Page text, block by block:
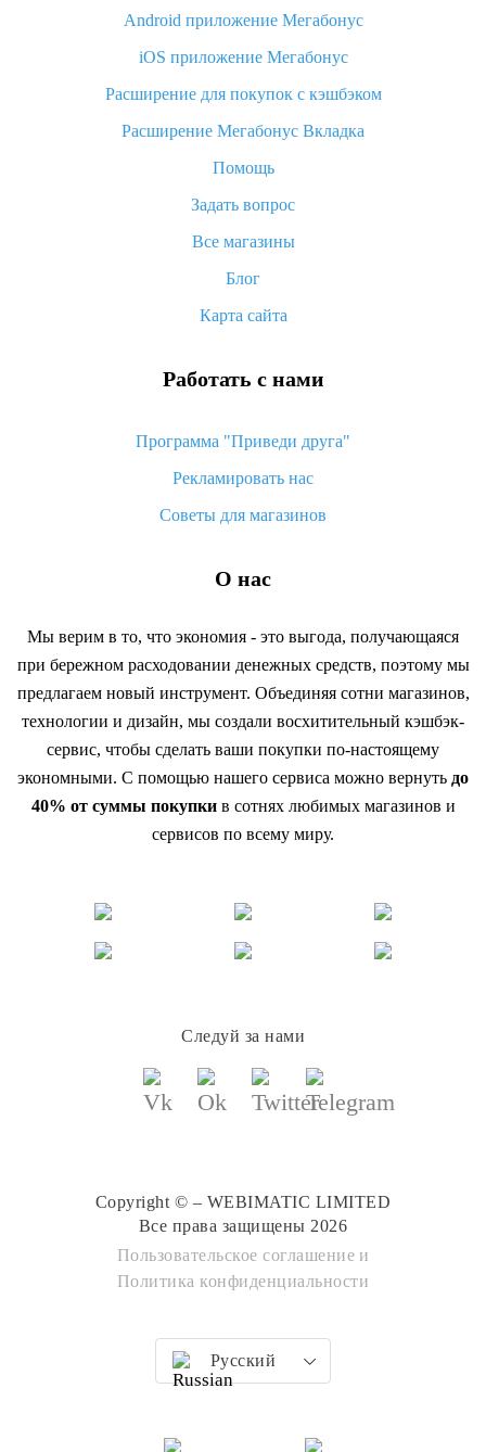
Вы отменили заказ на Алиэкспресс, когда вернут деньги?
Что такое баллы на Алиэкспресс, как их получить и
«AliExpress Standard Shipping»: что это за метод доставки и
как его отслеживать
Как покупать оптом на Алиэкспресс
Что делать, если не пришел товар с Алиэкспресс
возврата денег
Android приложение Мегабонус
iOS приложение Мегабонус
Расширение для покупок с кэшбэком
Расширение Мегабонус Вкладка
Помощь
Задать вопрос
Все магазины
Блог
Карта сайта
Работать с нами
Программа "Приведи друга"
Рекламировать нас
Советы для магазинов
О нас
Мы верим в то, что экономия - это выгода, получающаяся
при бережном расходовании денежных средств, поэтому мы
предлагаем новый инструмент. Объединяя сотни магазинов,
технологии и дизайн, мы создали восхитительный кэшбэк-
сервис, чтобы сделать ваши покупки по-настоящему
экономными. С помощью нашего сервиса можно вернуть до
40% от суммы покупкив сотнях любимых магазинов и
сервисов по всему миру.
Следуй за нами
Copyright © – WEBIMATIC LIMITED
Все права защищены 2026
Пользовательское соглашение и
Политика конфиденциальности
Русский